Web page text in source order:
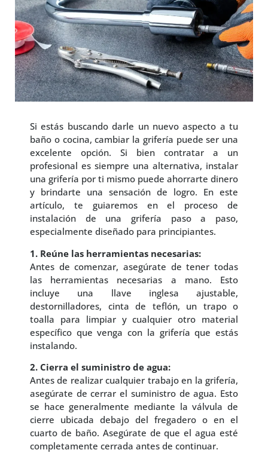
Si estás buscando darle un nuevo aspecto a tu
baño o cocina, cambiar la grifería puede ser una
excelente opción. Si bien contratar a un
profesional es siempre una alternativa, instalar
una grifería por ti mismo puede ahorrarte dinero
y brindarte una sensación de logro. En este
artículo, te guiaremos en el proceso de
instalación de una grifería paso a paso,
especialmente diseñado para principiantes.
1. Reúne las herramientas necesarias:
Antes de comenzar, asegúrate de tener todas
las herramientas necesarias a mano. Esto
incluye una llave inglesa ajustable,
destornilladores, cinta de teflón, un trapo o
toalla para limpiar y cualquier otro material
específico que venga con la grifería que estás
instalando.
2. Cierra el suministro de agua:
Antes de realizar cualquier trabajo en la grifería,
asegúrate de cerrar el suministro de agua. Esto
se hace generalmente mediante la válvula de
cierre ubicada debajo del fregadero o en el
cuarto de baño. Asegúrate de que el agua esté
completamente cerrada antes de continuar.